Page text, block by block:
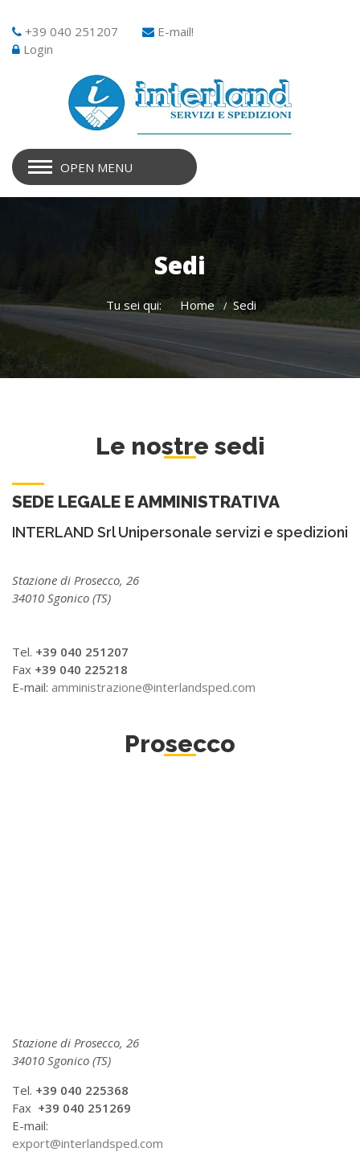
+39 040 251207
E-mail!
Login
OPEN MENU
Sedi
Tu sei qui: Home Sedi
Le nostre sedi
SEDE LEGALE E AMMINISTRATIVA
INTERLAND Srl Unipersonale servizi e spedizioni
Stazione di Prosecco, 26
34010 Sgonico (TS)
Tel. +39 040 251207
Fax +39 040 225218
E-mail: amministrazione@interlandsped.com
Prosecco
Stazione di Prosecco, 26
34010 Sgonico (TS)
Tel. +39 040 225368
Fax +39 040 251269
E-mail:
export@interlandsped.com